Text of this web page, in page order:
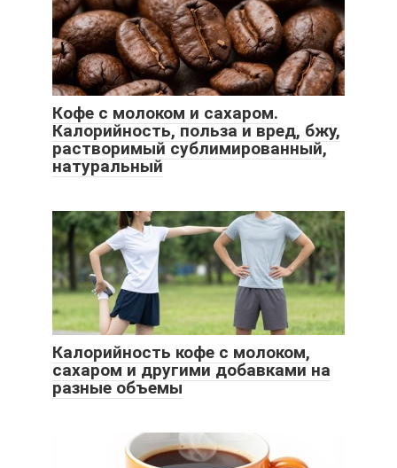
Кофе с молоком и сахаром.
Калорийность, польза и вред, бжу,
растворимый сублимированный,
натуральный
Калорийность кофе с молоком,
сахаром и другими добавками на
разные объемы